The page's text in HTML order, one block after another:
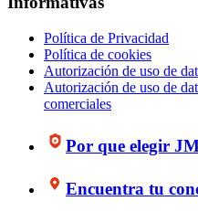
Política de Privacidad
Política de cookies
Autorización de uso de
Autorización de uso de
comerciales
Por que elegir
Encuentra tu